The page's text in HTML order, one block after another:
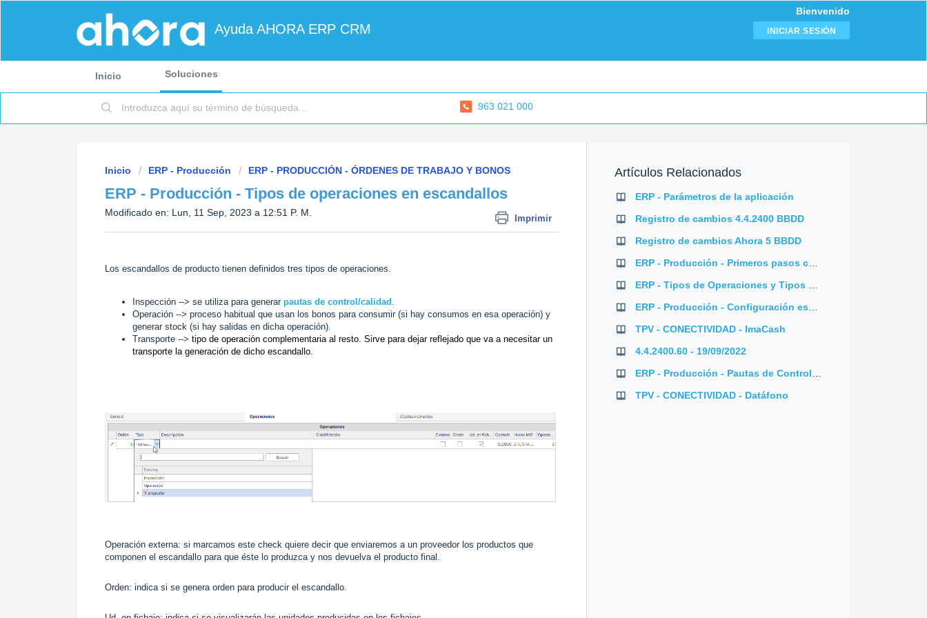
Ayuda AHORA ERP CRM
Bienvenido
INICIAR SESIÓN
Inicio Soluciones
963 021 000
Inicio ERP - Producción ERP - PRODUCCIÓN - ÓRDENES DE TRABAJO Y BONOS
ERP - Producción - Tipos de operaciones en escandallos
Imprimir
Modificado en: Lun, 11 Sep, 2023 a 12:51 P. M.
Los escandallos de producto tienen definidos tres tipos de operaciones.
Inspección --> se utiliza para generar pautas de control/calidad
Operación --> proceso habitual que usan los bonos para consumir (si hay consumos en esa operación) y
generar stock (si hay salidas en dicha operación).
Transporte --> tipo de operación complementaria al resto. Sirve para dejar reflejado que va a necesitar un
transporte la generación de dicho escandallo.
Operación externa: si marcamos este check quiere decir que enviaremos a un proveedor los productos que
componen el escandallo para que éste lo produzca y nos devuelva el producto final.
Orden: indica si se genera orden para producir el escandallo.
Artículos Relacionados
ERP - Parámetros de la aplicación
Registro de cambios 4.4.2400 BBDD
Registro de cambios Ahora 5 BBDD
TPV - CONECTIVIDAD - ImaCash
4.4.2400.60 - 19/09/2022
TPV - CONECTIVIDAD - Datáfono